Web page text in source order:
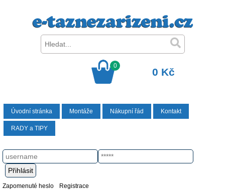
0
0 Kč
Úvodní stránka Montáže Nákupní řád Kontakt
RADY a TIPY
Zapomenuté heslo Registrace